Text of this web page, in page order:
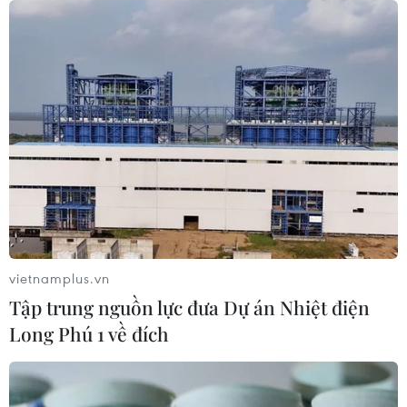
06/08/2026 10:24
Lần đầu tiên chụp được bề mặt Mặt
Trời với độ nét chưa từng có
06/08/2026 09:41
Ca vi phẫu ghép da đầu hiếm gặp
giúp bé gái phục hồi sau 10 năm
06/08/2026 07:15
Việt Nam hướng tới làm
06/08/2026 04:38
vietnamplus.vn
Tập trung nguồn lực đưa Dự án Nhiệt điện
Long Phú 1 về đích